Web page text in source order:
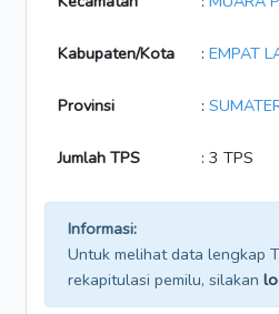
Kabupaten/Kota : EMPAT
Provinsi :
Jumlah TPS : 3 TPS
Informasi:
Untuk melihat data lengkap
rekapitulasi pemilu, silakan